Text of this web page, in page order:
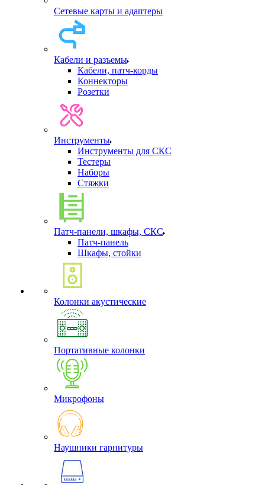
Сетевые карты и адаптеры
Кабели и разъемы
Кабели, патч-корды
Коннекторы
Розетки
Инструменты
Инструменты для СКС
Тестеры
Наборы
Стяжки
Патч-панели, шкафы, СКС
Патч-панель
Шкафы, стойки
Колонки акустические
Портативные колонки
Микрофоны
Наушники гарнитуры